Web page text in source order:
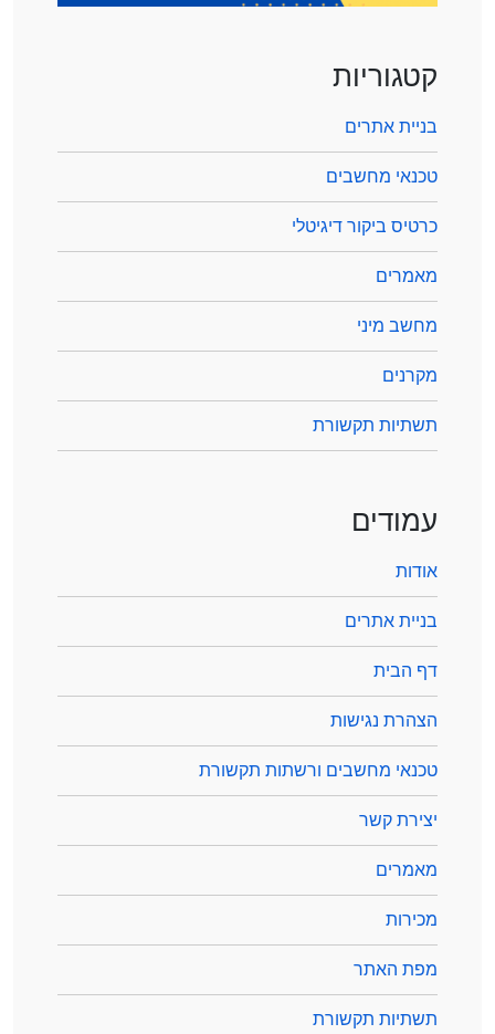
קטגוריות
בניית אתרים
טכנאי מחשבים
כרטיס ביקור דיגיטלי
מאמרים
מחשב מיני
מקרנים
תשתיות תקשורת
עמודים
אודות
בניית אתרים
דף הבית
הצהרת נגישות
טכנאי מחשבים ורשתות תקשורת
יצירת קשר
מאמרים
מכירות
מפת האתר
תשתיות תקשורת